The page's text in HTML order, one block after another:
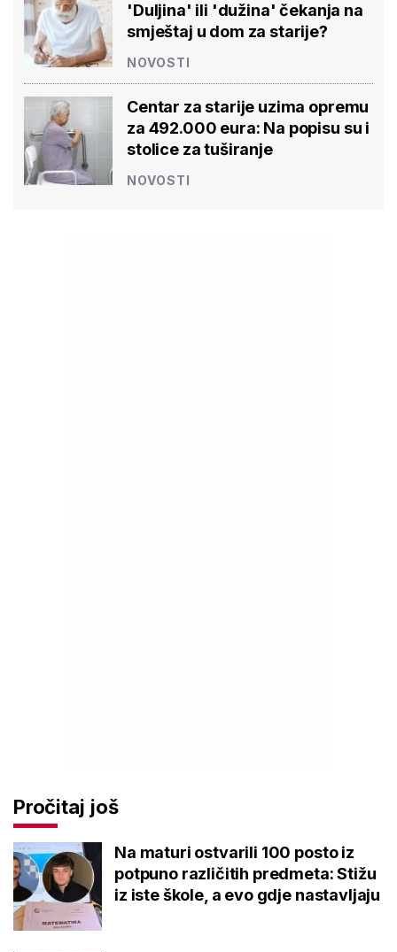
'Duljina' ili 'dužina' čekanja na
smještaj u dom za starije?
NOVOSTI
Centar za starije uzima opremu
za 492.000 eura: Na popisu su i
stolice za tuširanje
NOVOSTI
Pročitaj još
Na maturi ostvarili 100 posto iz
potpuno različitih predmeta: Stižu
iz iste škole, a evo gdje nastavljaju